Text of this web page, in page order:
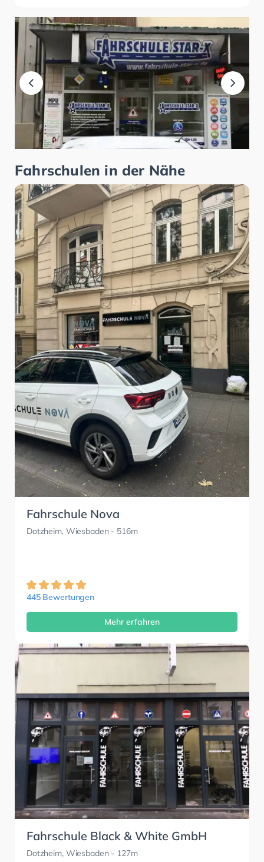
Fahrschulen in der Nähe
Fahrschule Nova
Dotzheim, Wiesbaden - 516m
445 Bewertungen
Mehr erfahren
Fahrschule Black & White GmbH
Dotzheim, Wiesbaden - 127m